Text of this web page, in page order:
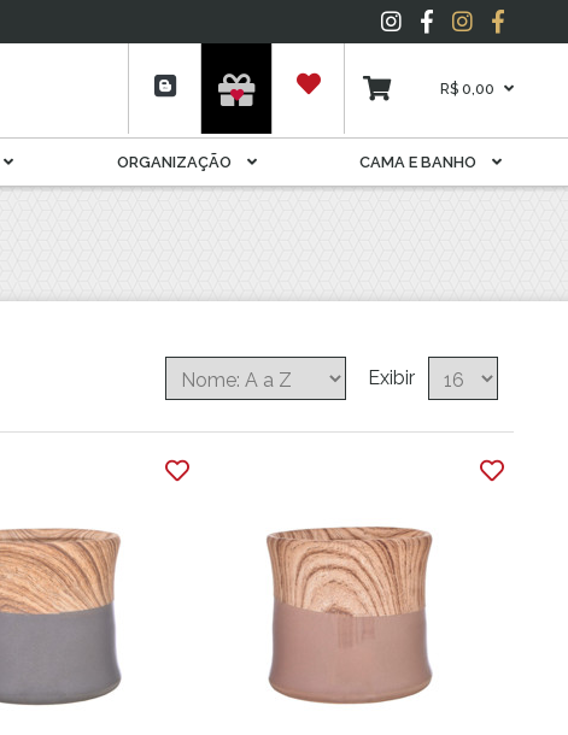
R$ 0,00
ORGANIZAÇÃO CAMA E BANHO
Garrafas E Licoreiras
Móveis Decorativos
Pelúcia
Suporte Para Rolhas E
Cápsulas
Tapete
Exibir